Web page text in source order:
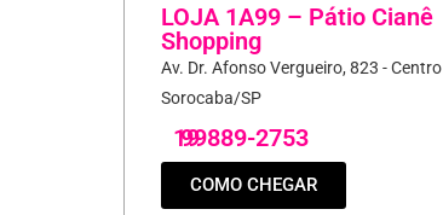
LOJA 1A99 – Pátio Cianê
Shopping
Av. Dr. Afonso Vergueiro, 823 - Centro
Sorocaba/SP
19
99889-2753
COMO CHEGAR